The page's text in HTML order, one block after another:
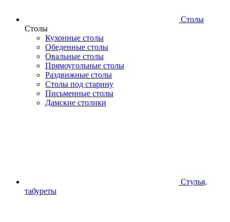
Столы
Столы
Кухонные столы
Обеденные столы
Овальные столы
Прямоугольные столы
Раздвижные столы
Столы под старину
Письменные столы
Дамские столики
Стулья,
табуреты